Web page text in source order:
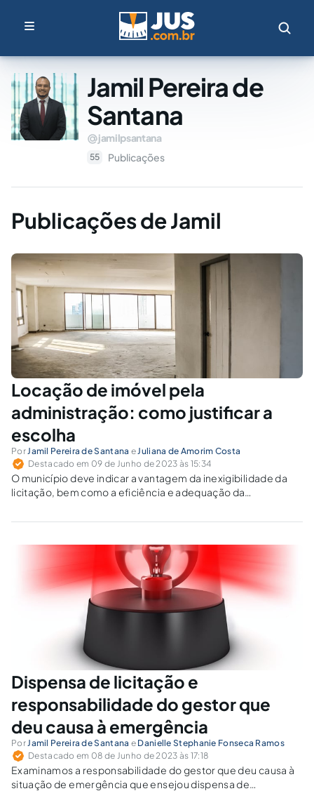
Jamil Pereira de
Santana
jamilpsantana
55 Publicações
Publicações de Jamil
Locação de imóvel pela
administração: como justificar a
escolha
PorJamil Pereira de Santana eJuliana de Amorim Costa
Destacado em 09 de Junho de 2023 às 15:34
O município deve indicar a vantagem da inexigibilidade da
licitação, bem como a eficiência e adequação da
Dispensa de licitação e
responsabilidade do gestor que
deu causa à emergência
Por Jamil Pereira de Santana e Danielle Stephanie Fonseca Ramos
Destacado em 08 de Junho de 2023 às 17:18
Examinamos a responsabilidade do gestor que deu causa à
situação de emergência que ensejou dispensa de